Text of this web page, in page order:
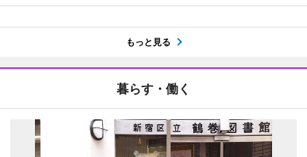
もっと見る
暮らす・働く